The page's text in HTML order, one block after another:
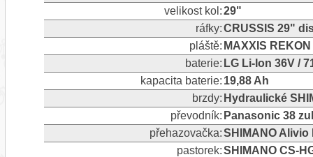
velikost kol:29"
ráfky:CRUSSIS 29"
pláště: MAXXIS
baterie: LG Li-Ion 36V /
kapacita baterie: 19,88 Ah
brzdy: Hydraulické
převodník: Panasonic 38
přehazovačka:SHIMANO Alivio
pastorek:SHIMANO CS-